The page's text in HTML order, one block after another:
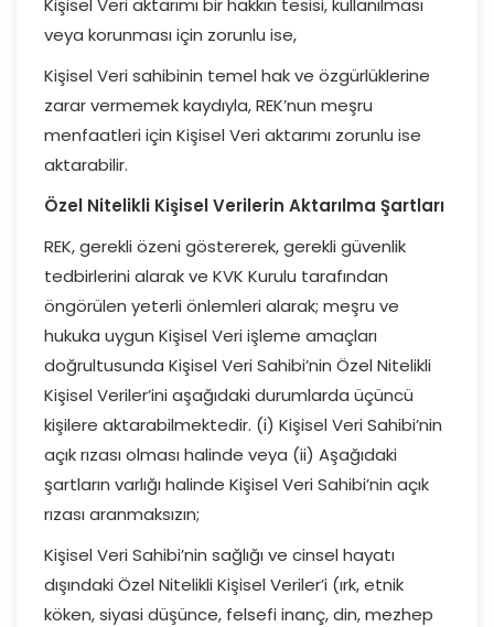
Kişisel Veri aktarımı bir hakkın tesisi, kullanılması
veya korunması için zorunlu ise,
Kişisel Veri sahibinin temel hak ve özgürlüklerine
zarar vermemek kaydıyla, REK’nun meşru
menfaatleri için Kişisel Veri aktarımı zorunlu ise
aktarabilir.
Özel Nitelikli Kişisel Verilerin Aktarılma Şartları
REK, gerekli özeni göstererek, gerekli güvenlik
tedbirlerini alarak ve KVK Kurulu tarafından
öngörülen yeterli önlemleri alarak; meşru ve
hukuka uygun Kişisel Veri işleme amaçları
doğrultusunda Kişisel Veri Sahibi’nin Özel Nitelikli
Kişisel Veriler’ini aşağıdaki durumlarda üçüncü
kişilere aktarabilmektedir. (i) Kişisel Veri Sahibi’nin
açık rızası olması halinde veya (ii) Aşağıdaki
şartların varlığı halinde Kişisel Veri Sahibi’nin açık
rızası aranmaksızın;
Kişisel Veri Sahibi’nin sağlığı ve cinsel hayatı
dışındaki Özel Nitelikli Kişisel Veriler’i (ırk, etnik
köken, siyasi düşünce, felsefi inanç, din, mezhep